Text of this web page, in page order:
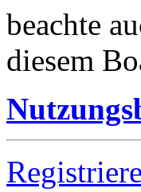
beachte
diesem